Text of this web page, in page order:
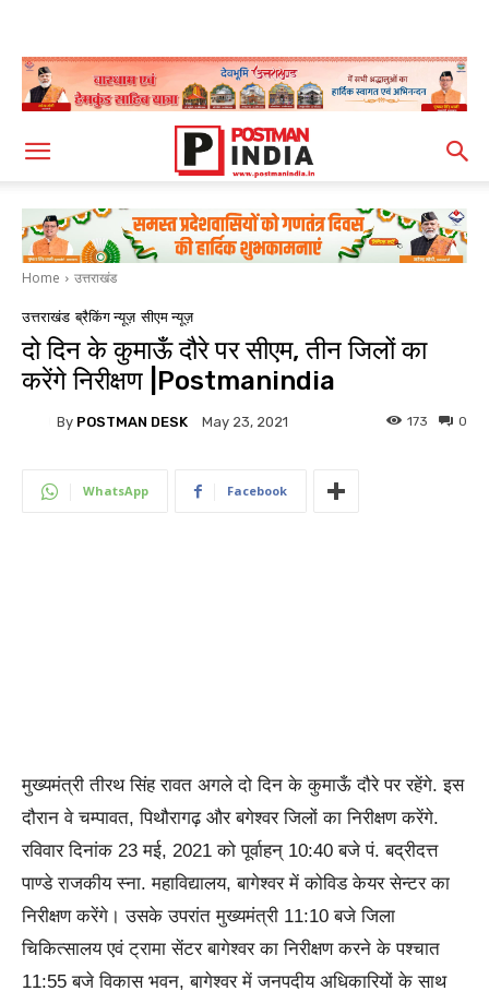
Home उत्तराखंड
उत्तराखंड ब्रैकिंग न्यूज़ सीएम न्यूज़
दो दिन के कुमाऊँ दौरे पर सीएम, तीन जिलों का
करेंगे निरीक्षण |Postmanindia
By POSTMAN DESK May 23, 2021 0
173
WhatsApp Facebook
मुख्यमंत्री तीरथ सिंह रावत अगले दो दिन के कुमाऊँ दौरे पर रहेंगे. इस
दौरान वे चम्पावत, पिथौरागढ़ और बगेश्वर जिलों का निरीक्षण करेंगे.
रविवार दिनांक 23 मई, 2021 को पूर्वाहन् 10:40 बजे पं. बद्रीदत्त
पाण्डे राजकीय स्ना. महाविद्यालय, बागेश्वर में कोविड केयर सेन्टर का
निरीक्षण करेंगे। उसके उपरांत मुख्यमंत्री 11:10 बजे जिला
चिकित्सालय एवं ट्रामा सेंटर बागेश्वर का निरीक्षण करने के पश्चात
11:55 बजे विकास भवन, बागेश्वर में जनपदीय अधिकारियों के साथ